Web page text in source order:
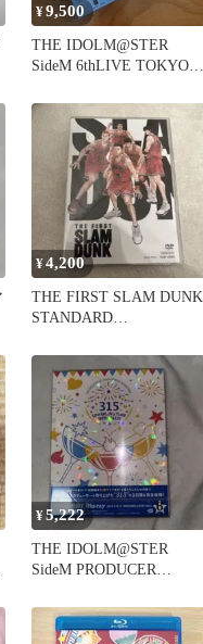
¥9,500
THE IDOLM@STER
SideM 6thLIVE TOKYO
¥4,200
THE FIRST SLAM DUNK
STANDARD
¥5,222
THE IDOLM@STER
SideM PRODUCER